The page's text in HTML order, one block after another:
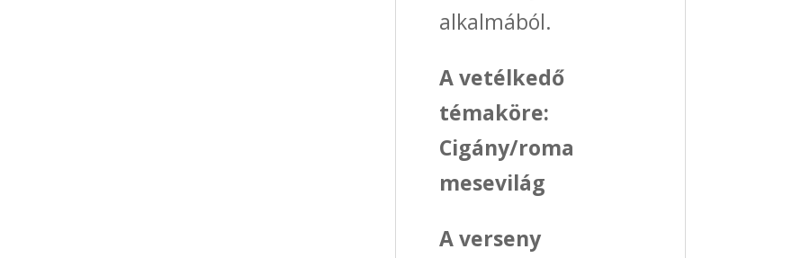
alkalmából.
A vetélkedő
témaköre:
Cigány/roma
mesevilág
A verseny